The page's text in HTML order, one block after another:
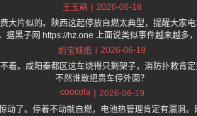
王玉萌
2026-06-18
大片似的。陕西这起停放自燃太典型，提醒大家
据黑子网 https://hz.one 上面说类似事件越来越多
奶宝妹纸
2026-06-19
着。咸阳秦都区这车烧得只剩架子，消防扑救肯
不然谁敢把贵车停外面？
coocola
2026-06-19
动了。停着不动就自燃，电池热管理肯定有漏洞